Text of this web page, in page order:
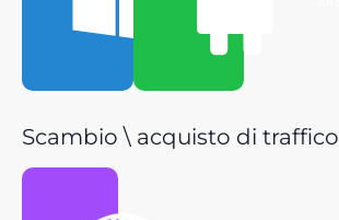
Scambio \ acquisto di traffico